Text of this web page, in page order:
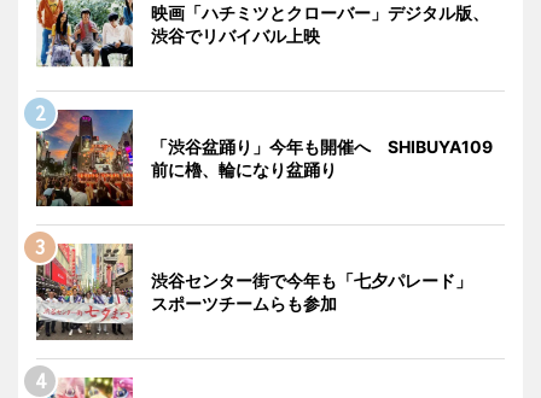
映画「ハチミツとクローバー」デジタル版、
渋谷でリバイバル上映
「渋谷盆踊り」今年も開催へ SHIBUYA109
前に櫓、輪になり盆踊り
渋谷センター街で今年も「七夕パレード」
スポーツチームらも参加